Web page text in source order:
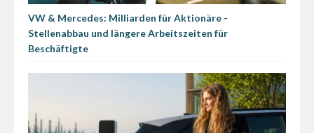
VW & Mercedes: Milliarden für Aktionäre -
Stellenabbau und längere Arbeitszeiten für
Beschäftigte